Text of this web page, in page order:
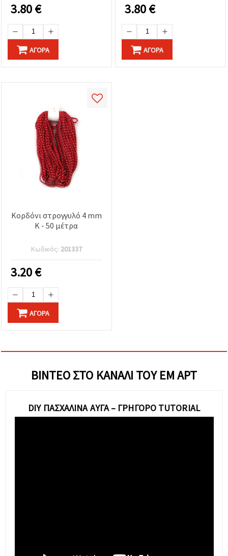
3.80€
ΑΓΟΡΆ
3.80€
ΑΓΟΡΆ
Κορδόνι στρογγυλό 4 mm
K - 50 μέτρα
Κωδικός: 201337
3.20€
ΑΓΟΡΆ
ΒΊΝΤΕΟ ΣΤΟ ΚΑΝΆΛΙ ΤΟΥ ΕΜ ΑΡΤ
DIY ΠΑΣΧΑΛΙΝΆ ΑΥΓΆ – ΓΡΉΓΟΡΟ TUTORIAL